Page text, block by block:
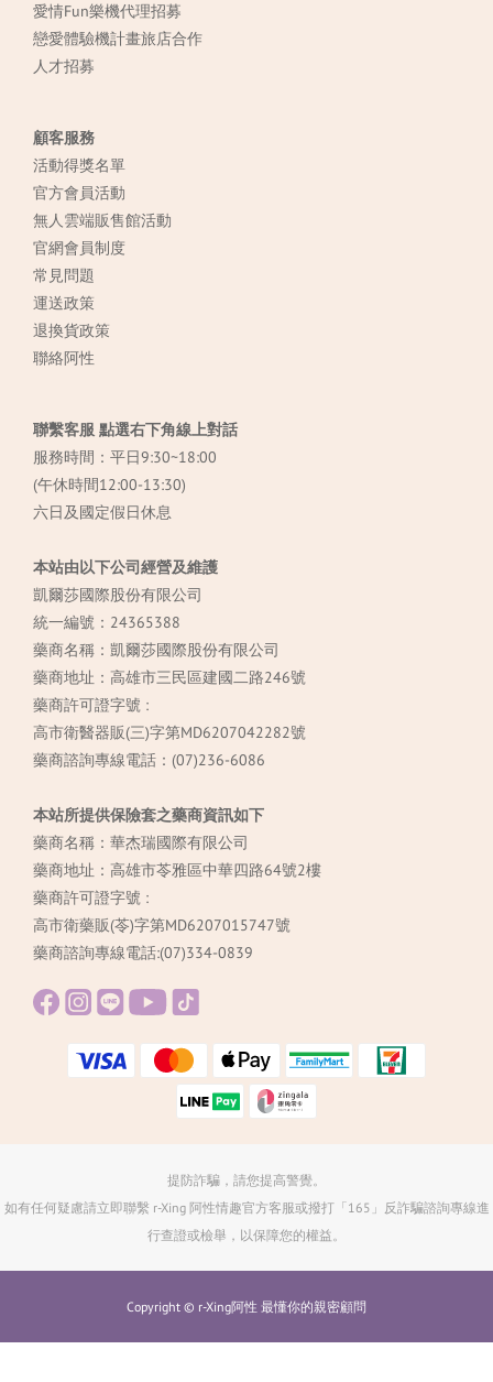
愛情Fun樂機代理招募
戀愛體驗機計畫旅店合作
人才招募
顧客服務
活動得獎名單
官方會員活動
無人雲端販售館活動
官網會員制度
常見問題
運送政策
退換貨政策
聯絡阿性
聯繫客服 點選右下角線上對話
服務時間：平日9:30~18:00
(午休時間12:00-13:30)
六日及國定假日休息
本站由以下公司經營及維護
凱爾莎國際股份有限公司
統一編號：24365388
藥商名稱：凱爾莎國際股份有限公司
藥商地址：高雄市三民區建國二路246號
藥商許可證字號 :
高市衛醫器販(三)字第MD6207042282號
藥商諮詢專線電話：(07)236-6086
本站所提供保險套之藥商資訊如下
藥商名稱：華杰瑞國際有限公司
藥商地址：高雄市苓雅區中華四路64號2樓
藥商許可證字號 :
高市衛藥販(苓)字第MD6207015747號
藥商諮詢專線電話:(07)334-0839
提防詐騙，請您提高警覺。
如有任何疑慮請立即聯繫 r-Xing 阿性情趣官方客服或撥打「165」反詐騙諮詢專線進
行查證或檢舉，以保障您的權益。
Copyright © r-Xing阿性 最懂你的親密顧問